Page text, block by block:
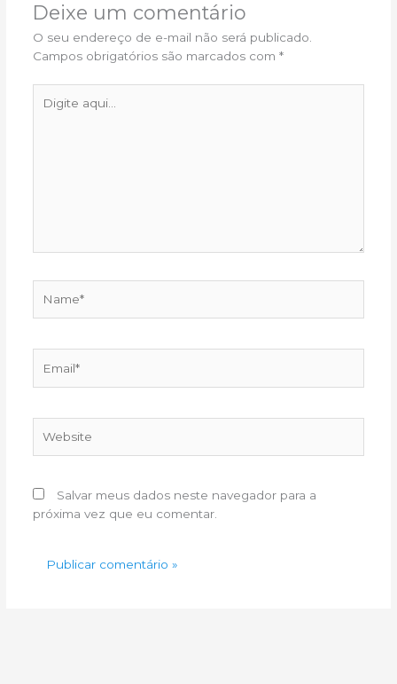
Deixe um comentário
O seu endereço de e-mail não será publicado.
Campos obrigatórios são marcados com *
aqui...
Salvar meus dados neste navegador para a
próxima vez que eu comentar.